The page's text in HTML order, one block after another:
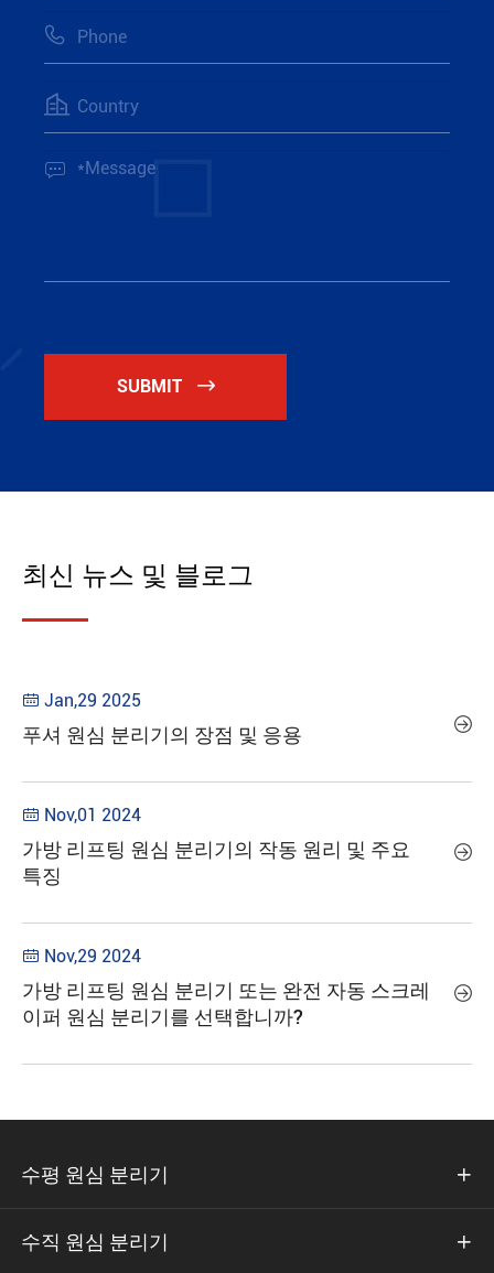



SUBMIT 
최신 뉴스 및 블로그
 Jan,29 2025
푸셔 원심 분리기의 장점 및 응용 
 Nov,01 2024
가방 리프팅 원심 분리기의 작동 원리 및 주요
특징

 Nov,29 2024
가방 리프팅 원심 분리기 또는 완전 자동 스크레
이퍼 원심 분리기를 선택합니까?

수평 원심 분리기 
수직 원심 분리기 